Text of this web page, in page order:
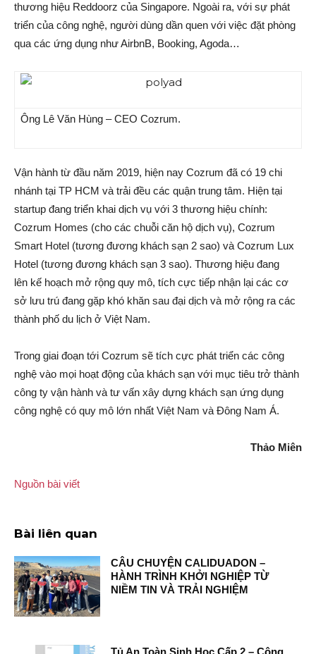
thương hiệu Reddoorz của Singapore. Ngoài ra, với sự phát
triển của công nghệ, người dùng dần quen với việc đặt phòng
qua các ứng dụng như AirbnB, Booking, Agoda…
Ông Lê Văn Hùng – CEO Cozrum.
Vận hành từ đầu năm 2019, hiện nay Cozrum đã có 19 chi
nhánh tại TP HCM và trải đều các quận trung tâm. Hiện tại
startup đang triển khai dịch vụ với 3 thương hiệu chính:
Cozrum Homes (cho các chuỗi căn hộ dịch vụ), Cozrum
Smart Hotel (tương đương khách sạn 2 sao) và Cozrum Lux
Hotel (tương đương khách sạn 3 sao). Thương hiệu đang
lên kế hoạch mở rộng quy mô, tích cực tiếp nhận lại các cơ
sở lưu trú đang gặp khó khăn sau đại dịch và mở rộng ra các
thành phố du lịch ở Việt Nam.
Trong giai đoạn tới Cozrum sẽ tích cực phát triển các công
nghệ vào mọi hoạt động của khách sạn với mục tiêu trở thành
công ty vận hành và tư vấn xây dựng khách sạn ứng dụng
công nghệ có quy mô lớn nhất Việt Nam và Đông Nam Á.
Thảo Miên
Nguồn bài viết
Bài liên quan
CÂU CHUYỆN CALIDUADON –
HÀNH TRÌNH KHỞI NGHIỆP TỪ
NIỀM TIN VÀ TRẢI NGHIỆM
Tủ An Toàn Sinh Học Cấp 2 – Công